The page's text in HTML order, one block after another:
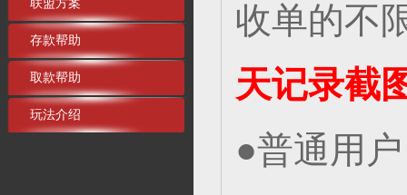
存款帮助
取款帮助
玩法介绍
收单的不
天记录截
●普通用